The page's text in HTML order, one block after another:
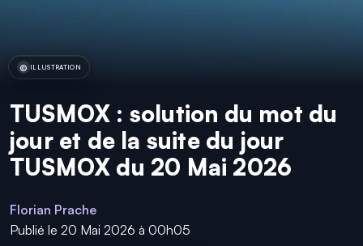
ILLUSTRATION
TUSMOX : solution du mot du
jour et de la suite du jour
TUSMOX du 20 Mai 2026
Florian Prache
Publié le 20 Mai 2026 à 00h05